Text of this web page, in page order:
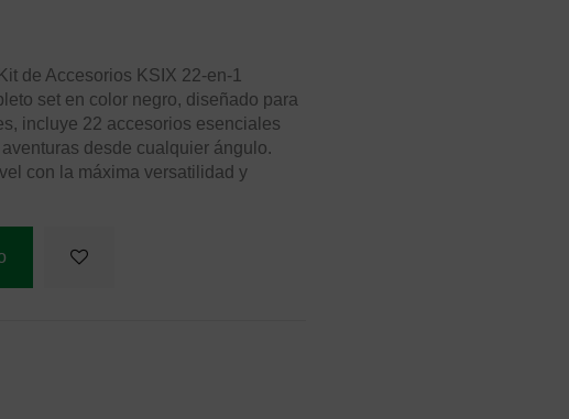
de Accesorios KSIX 22-en-1
set en color negro, diseñado para
incluye 22 accesorios esenciales
desde cualquier ángulo.
con la máxima versatilidad y